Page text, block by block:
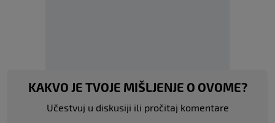
KAKVO JE TVOJE MIŠLJENJE O OVOME?
Učestvuj u diskusiji ili pročitaj komentare